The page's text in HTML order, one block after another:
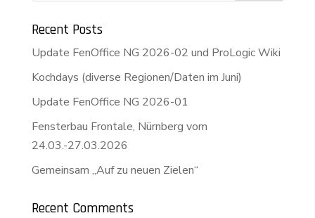
Recent Posts
Update FenOffice NG 2026-02 und ProLogic Wiki
Kochdays (diverse Regionen/Daten im Juni)
Update FenOffice NG 2026-01
Fensterbau Frontale, Nürnberg vom
24.03.-27.03.2026
Gemeinsam „Auf zu neuen Zielen“
Recent Comments